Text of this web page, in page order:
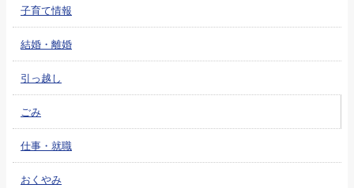
子育て情報
結婚・離婚
引っ越し
ごみ
仕事・就職
おくやみ